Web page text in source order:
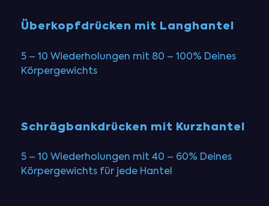
Überkopfdrücken mit Langhantel
5 – 10 Wiederholungen mit 80 – 100% Deines
Körpergewichts
Schrägbankdrücken mit Kurzhantel
5 – 10 Wiederholungen mit 40 – 60% Deines
Körpergewichts für jede Hantel